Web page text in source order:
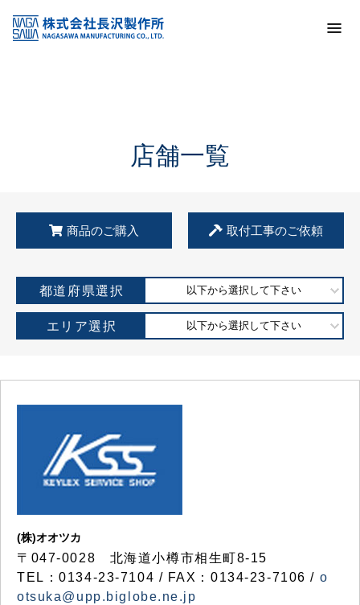
KSS加盟店・取扱店情報
店舗一覧
店舗一覧
商品のご購入 取付工事のご依頼
都道府県選択 以下から選択して下さい
エリア選択 以下から選択して下さい
(株)オオツカ
〒047-0028 北海道小樽市相生町8-15
TEL：0134-23-7104 / FAX：0134-23-7106 / o
otsuka@upp.biglobe.ne.jp